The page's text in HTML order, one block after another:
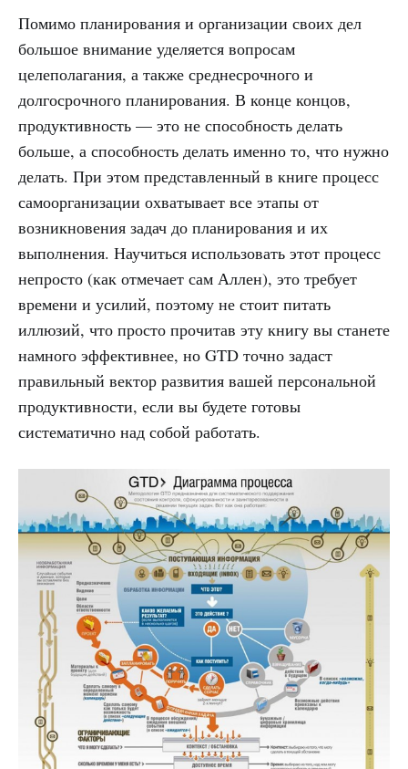
Помимо планирования и организации своих дел
большое внимание уделяется вопросам
целеполагания, а также среднесрочного и
долгосрочного планирования. В конце концов,
продуктивность — это не способность делать
больше, а способность делать именно то, что нужно
делать. При этом представленный в книге процесс
самоорганизации охватывает все этапы от
возникновения задач до планирования и их
выполнения. Научиться использовать этот процесс
непросто (как отмечает сам Аллен), это требует
времени и усилий, поэтому не стоит питать
иллюзий, что просто прочитав эту книгу вы станете
намного эффективнее, но GTD точно задаст
правильный вектор развития вашей персональной
продуктивности, если вы будете готовы
систематично над собой работать.